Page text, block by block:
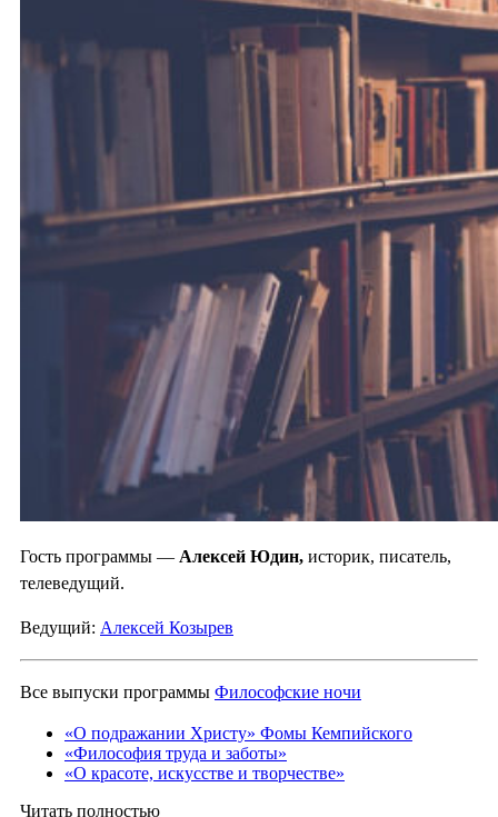
Гость программы — Алексей Юдин, историк, писатель,
телеведущий.
Ведущий: Алексей Козырев
Все выпуски программы Философские ночи
«О подражании Христу» Фомы Кемпийского
«Философия труда и заботы»
«О красоте, искусстве и творчестве»
Читать полностью